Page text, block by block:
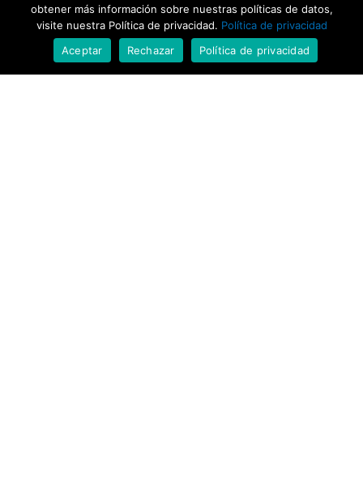
Suscribirse a nuestro boletín de actividades
obtener más información sobre nuestras políticas de datos,
visite nuestra Política de privacidad. Política de privacidad
Aceptar
Rechazar Política de privacidad